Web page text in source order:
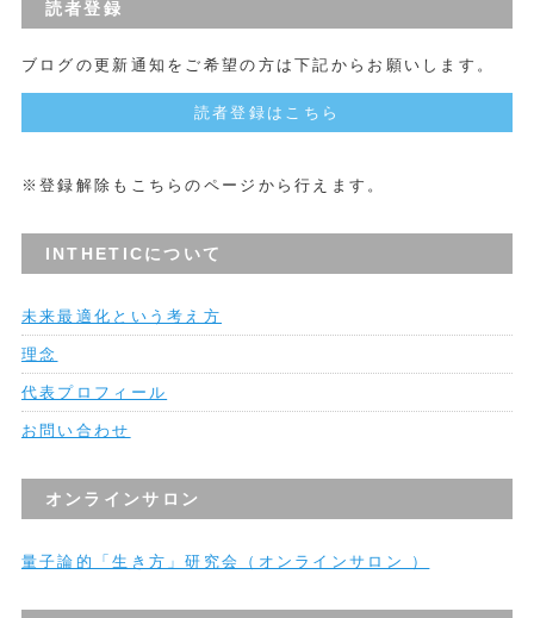
読者登録
ブログの更新通知をご希望の方は下記からお願いします。
読者登録はこちら
※登録解除もこちらのページから行えます。
INTHETICについて
未来最適化という考え方
理念
代表プロフィール
お問い合わせ
オンラインサロン
量子論的「生き方」研究会（オンラインサロン ）